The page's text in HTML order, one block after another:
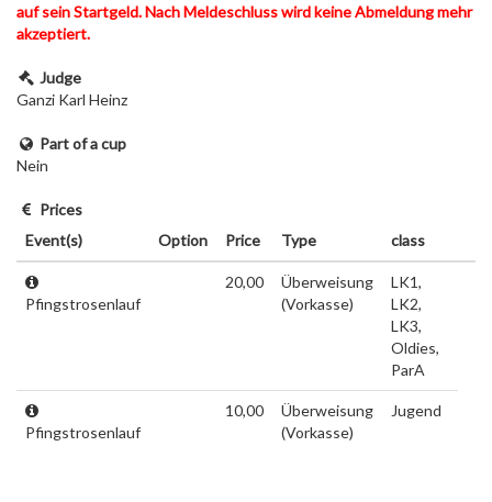
auf sein Startgeld. Nach Meldeschluss wird keine Abmeldung mehr
akzeptiert.
Judge
Ganzi Karl Heinz
Part of a cup
Nein
Prices
Event(s)
Option Price Type class
Pfingstrosenlauf
20,00
Überweisung
(Vorkasse)
LK1,
LK2,
LK3,
Oldies,
ParA
Pfingstrosenlauf
10,00
Überweisung
(Vorkasse)
Jugend